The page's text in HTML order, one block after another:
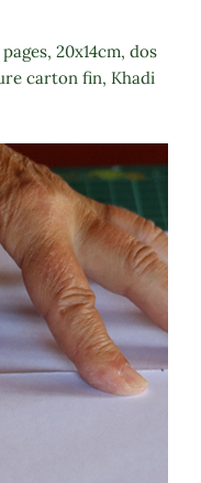
20x14cm, dos
carton fin, Khadi